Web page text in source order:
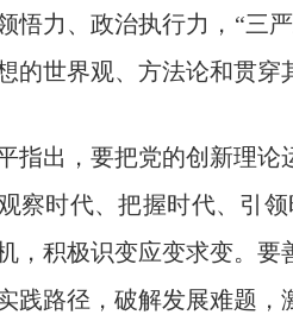
悟力、政治执行力，“三
的世界观、方法论和贯穿
指出，要把党的创新理
察时代、把握时代、引
，积极识变应变求变。
践路径，破解发展难题，